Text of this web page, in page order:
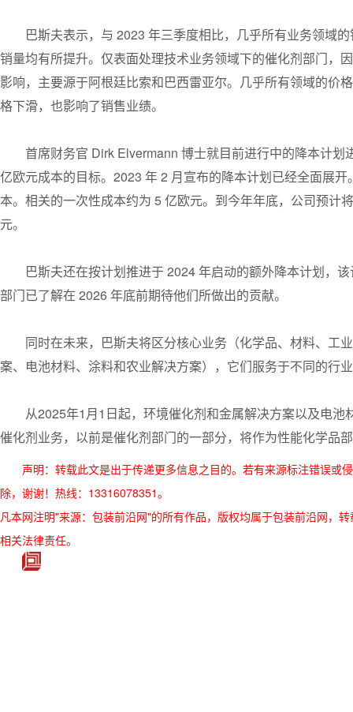
巴斯夫表示，与 2023 年三季度相比，几乎所有业务领域
销量均有所提升。仅表面处理技术业务领域下的催化剂部门，
影响，主要源于阿根廷比索和巴西雷亚尔。几乎所有领域的价
格下滑，也影响了销售业绩。
首席财务官 Dirk Elvermann 博士就目前进行中的降本计
亿欧元成本的目标。2023 年 2 月宣布的降本计划已经全面展
本。相关的一次性成本约为 5 亿欧元。到今年年底，公司预计
元。
巴斯夫还在按计划推进于 2024 年启动的额外降本计划，
部门已了解在 2026 年底前期待他们所做出的贡献。
同时在未来，巴斯夫将区分核心业务（化学品、材料、工
案、电池材料、涂料和农业解决方案），它们服务于不同的行
从2025年1月1日起，环境催化剂和金属解决方案以及电
催化剂业务，以前是催化剂部门的一部分，将作为性能化学品
声明：转载此文是出于传递更多信息之目的。若有来源标注错误或
除，谢谢！热线：13316078351。
凡本网注明"来源：包装前沿网"的所有作品，版权均属于包装前沿网，
相关法律责任。